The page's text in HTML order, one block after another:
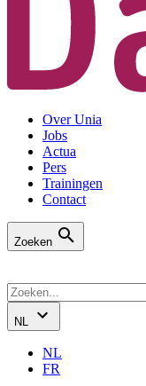
Over Unia
Jobs
Actua
Pers
Trainingen
Contact
Zoeken
NL
NL
FR